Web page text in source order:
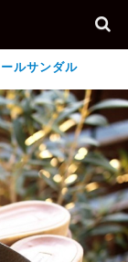
ルサンダル